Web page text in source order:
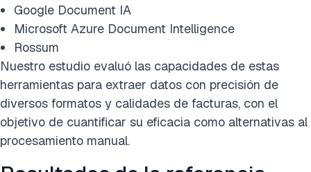
Google Document IA
Microsoft Azure Document Intelligence
Rossum
Nuestro estudio evaluó las capacidades de estas
herramientas para extraer datos con precisión de
diversos formatos y calidades de facturas, con el
objetivo de cuantificar su eficacia como alternativas al
procesamiento manual.